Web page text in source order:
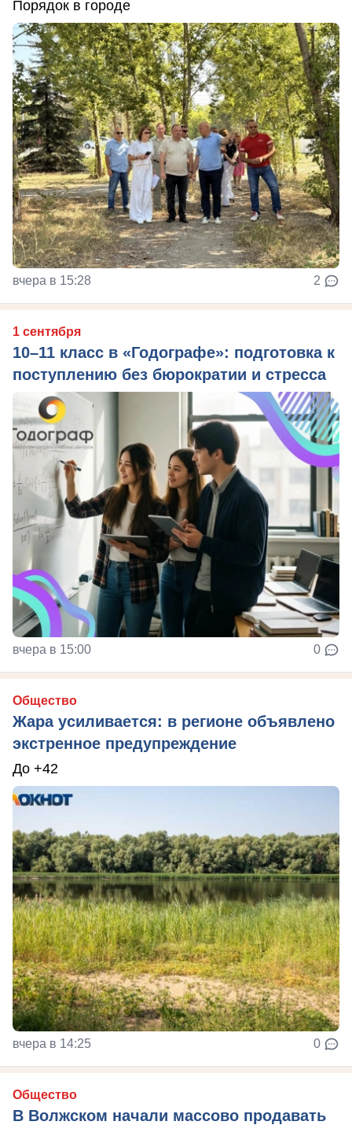
Порядок в городе
вчера в 15:28 2
1 сентября
10–11 класс в «Годографе»: подготовка к
поступлению без бюрократии и стресса
вчера в 15:00 0
Общество
Жара усиливается: в регионе объявлено
экстренное предупреждение
До +42
вчера в 14:25 0
Общество
В Волжском начали массово продавать